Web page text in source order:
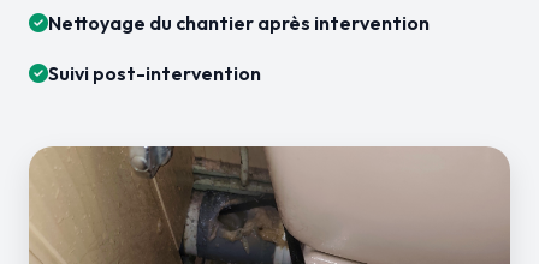
Nettoyage du chantier après intervention
Suivi post-intervention